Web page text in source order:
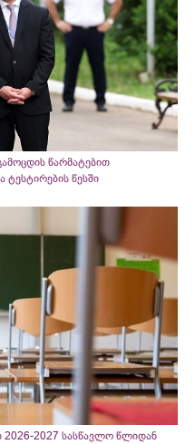
წარმატებით
ტესტირების წესში
2027 სასწავლო წლიდან